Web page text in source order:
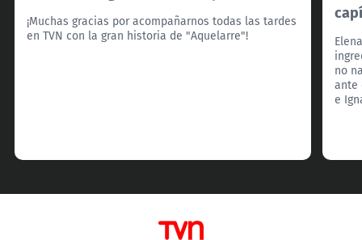
¡Muchas gracias por acompañarnos todas las tardes
en TVN con la gran historia de "Aquelarre"!
no
ante
e